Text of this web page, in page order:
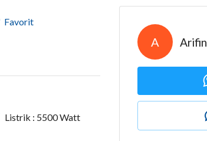
Favorit
Listrik : 5500Watt
A Arifin